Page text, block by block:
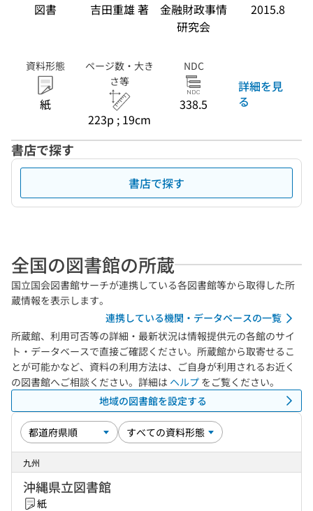
図書 吉田重雄 著
金融財政事情
研究会
2015.8
資料形態
紙
ページ数・大き
さ等
223p ; 19cm
NDC
338.5
詳細を見
る
書店で探す
書店で探す
全国の図書館の所蔵
国立国会図書館サーチが連携している各図書館等から取得した所
蔵情報を表示します。
連携している機関・データベースの一覧
所蔵館、利用可否等の詳細・最新状況は情報提供元の各館のサイ
ト・データベースで直接ご確認ください。所蔵館から取寄せるこ
とが可能かなど、資料の利用方法は、ご自身が利用されるお近く
の図書館へご相談ください。詳細は ヘルプ をご覧ください。
地域の図書館を設定する
九州
沖縄県立図書館
紙